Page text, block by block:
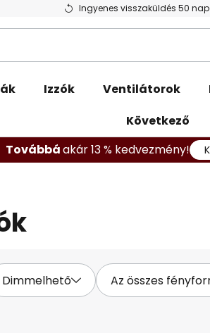
Ingyenes visszaküldés 50
Izzók Ventilátorok
Következő
Továbbáakár 13 % kedvezmény!
Dimmelhető Az összes